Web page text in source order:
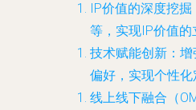
IP价值的深度挖
等，实现IP价值的
技术赋能创新：
偏好，实现个性化
线上线下融合（